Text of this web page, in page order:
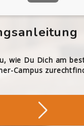
wie Du Dich am
Campus